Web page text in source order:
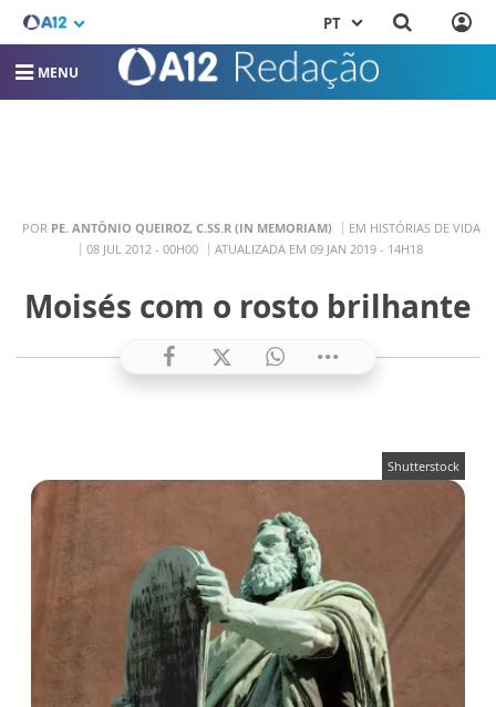
PT
MENU
POR PE. ANTÔNIO QUEIROZ, C.SS.R (IN MEMORIAM)
EM HISTÓRIAS DE VIDA
08 JUL 2012 - 00H00
ATUALIZADA EM 09 JAN 2019 - 14H18
Moisés com o rosto brilhante
Shutterstock